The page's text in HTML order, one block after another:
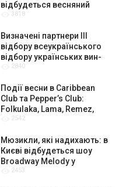
відбудеться весняний
«ГОМІН»
3818
Визначені партнери ІІІ
відбору всеукраїнського
відбору українських вин-
амбасадорів
2840
Події весни в Caribbean
Club та Pepper’s Club:
Folkulaka, Lama, Remez,
вар’єте «Рояль» і триб’ют-
2542
Мюзикли, які надихають: в
Києві відбудеться шоу
Broadway Melody у
виконанні юних артистів
2453